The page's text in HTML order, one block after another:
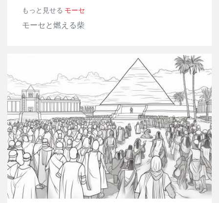
もっと見せる モーセ
モーセと燃える柴